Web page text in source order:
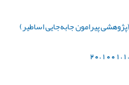
پیرامون جابه‌جایی اساطیر)